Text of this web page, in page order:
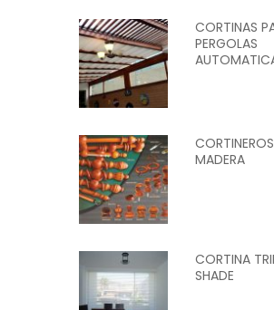
CORTINAS
PERGOLAS
MADERA
CORTINA
SHADE